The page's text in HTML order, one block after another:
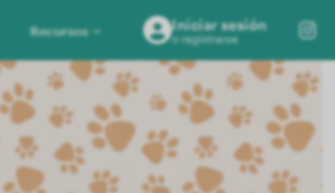
Recursos Iniciar sesión
o registrarse